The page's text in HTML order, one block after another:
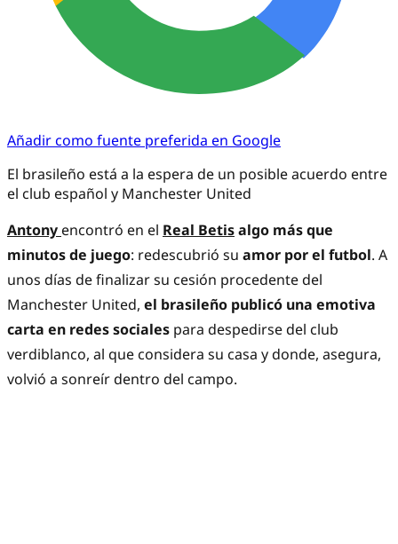
Añadir como fuente preferida en Google
El brasileño está a la espera de un posible acuerdo entre
el club español y Manchester United
Antony encontró en el Real Betisalgo más que
minutos de juego: redescubrió su amor por el futbol. A
unos días de finalizar su cesión procedente del
Manchester United, el brasileño publicó una emotiva
carta en redes sociales para despedirse del club
verdiblanco, al que considera su casa y donde, asegura,
volvió a sonreír dentro del campo.